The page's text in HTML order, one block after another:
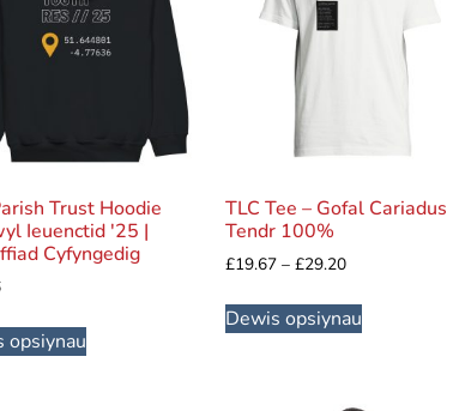
Trust Hoodie
Ieuenctid '25 |
Cyfyngedig
opsiynau
TLC Tee – Gofal Cariadus
Tendr 100%
£19.67 – £29.20
Dewis opsiynau